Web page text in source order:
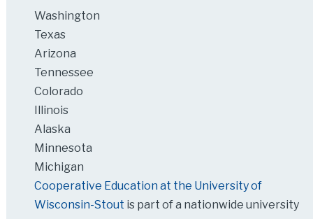
Washington
Texas
Arizona
Tennessee
Colorado
Illinois
Alaska
Minnesota
Michigan
Cooperative Education at the University of
Wisconsin-Stout is part of a nationwide university